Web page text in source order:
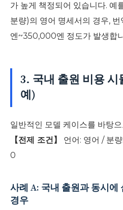
가 높게 책정되어 있습니다. 예
분량)의 영어 명세서의 경우,
엔~350,000엔 정도가 발생합
3. 국내 출원 비용
예)
일반적인 모델 케이스를 바탕
【전제 조건】
언어: 영어 / 분
0
사례 A: 국내 출원과 동시에
경우